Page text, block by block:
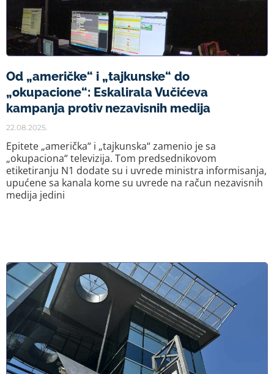
Od „američke“ i „tajkunske“ do
„okupacione“: Eskalirala Vučićeva
kampanja protiv nezavisnih medija
22.08.2025.
Epitete „američka“ i „tajkunska“ zamenio je sa
„okupaciona“ televizija. Tom predsednikovom
etiketiranju N1 dodate su i uvrede ministra informisanja,
upućene sa kanala kome su uvrede na račun nezavisnih
medija jedini